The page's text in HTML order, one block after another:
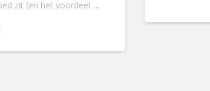
zit (en het voordeel …